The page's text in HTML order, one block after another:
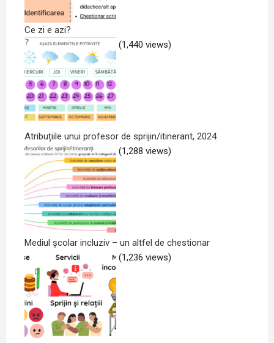
Ce zi e azi?
(1,440 views)
Atribuțiile unui profesor de sprijin/itinerant, 2024
(1,288 views)
Mediul școlar incluziv – un altfel de chestionar
(1,236 views)